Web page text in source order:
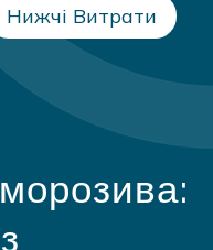
Нижчі Витрати